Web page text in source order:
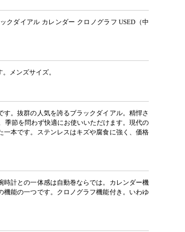
クダイアル カレンダー クロノグラフ USED（中
メンズサイズ。
。抜群の人気を誇るブラックダイアル。精悍さ
季節を問わず快適にお使いいただけます。現代の
本です。ステンレスはキズや腐食に強く、価格
計との一体感は自動巻ならでは。カレンダー機
能の一つです。クロノグラフ機能付き。いわゆ